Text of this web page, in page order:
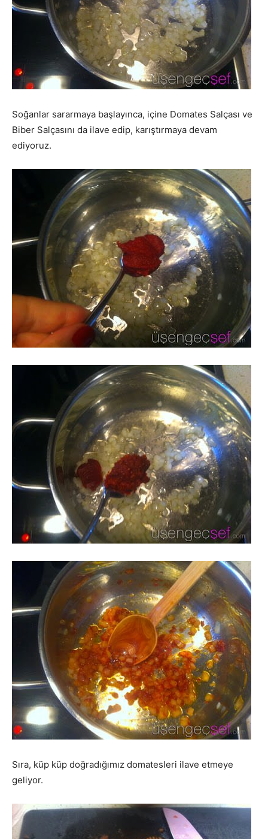
Soğanlar sararmaya başlayınca, içine Domates Salçası ve
Biber Salçasını da ilave edip, karıştırmaya devam
ediyoruz.
Sıra, küp küp doğradığımız domatesleri ilave etmeye
geliyor.